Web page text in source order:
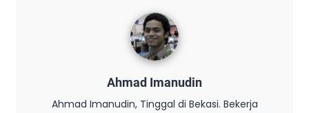
Ahmad Imanudin
Ahmad Imanudin, Tinggal di Bekasi. Bekerja